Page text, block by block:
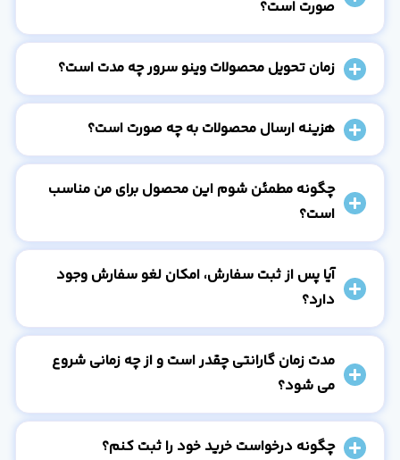
صورت است؟
زمان تحویل محصولات وینو سرور چه مدت است؟
هزینه ارسال محصولات به چه صورت است؟
چگونه مطمئن شوم این محصول برای من مناسب
است؟
آیا پس از ثبت سفارش، امکان لغو سفارش وجود
دارد؟
مدت زمان گارانتی چقدر است و از چه زمانی شروع
می شود؟
چگونه درخواست خرید خود را ثبت کنم؟